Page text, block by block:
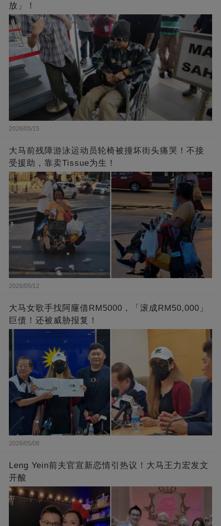
放」！
2026/05/15
大马前残障游泳运动员轮椅被撞坏街头痛哭！不接
受援助，靠卖Tissue为生！
2026/05/12
大马女歌手找阿窿借RM5000，「滚成RM50,000」
巨债！还被威胁报复！
2026/05/08
Leng Yein前夫官宣新恋情引热议！大马王力宏发文
开酸